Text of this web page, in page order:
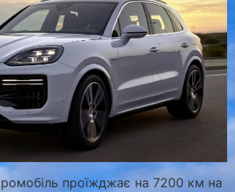
проїжджає на 7200 км на